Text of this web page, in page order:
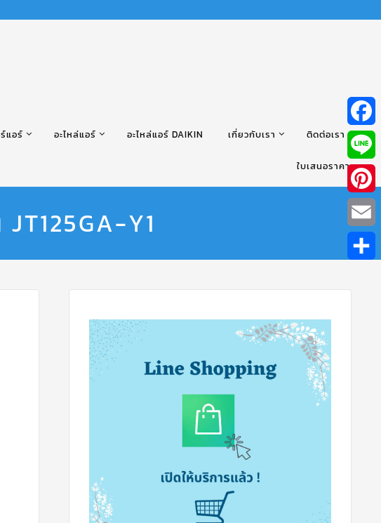
แอร์ อะไหล่แอร์ อะไหล่แอร์ DAIKIN เกี่ยวกับเรา ติดต่อเรา
ใบเสนอราคา
Y1
Line
Email